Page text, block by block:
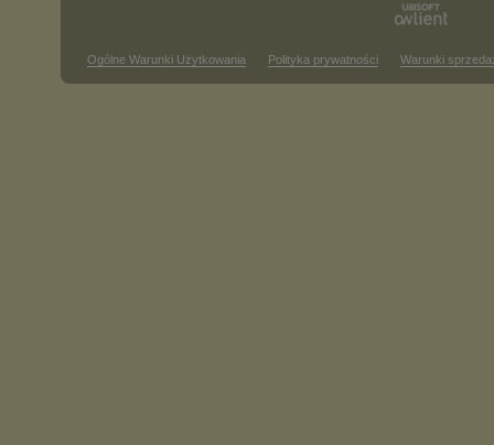
Ogólne Warunki Użytkowania Polityka prywatności Warunki